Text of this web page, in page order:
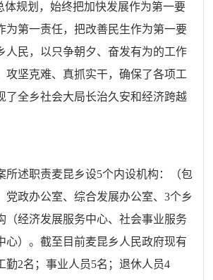
体规划，始终把加快发展作为第一要
为第一责任，把改善民生作为第一要
人民，以只争朝夕、奋发有为的工作
攻坚克难、真抓实干，确保了各项工
了全乡社会大局长治久安和经济跨越
所述职责麦昆乡设5个内设机构：（包
党政办公室、综合发展办公室、3个乡
（经济发展服务中心、社会事业服务
心）。截至目前麦昆乡人民政府现有
勤2名；事业人员5名；退休人员4